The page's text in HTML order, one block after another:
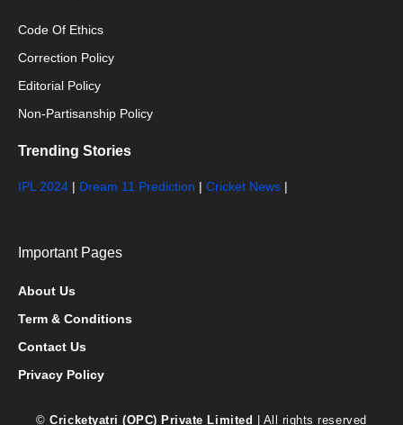
Code Of Ethics
Correction Policy
Editorial Policy
Non-Partisanship Policy
Trending Stories
IPL 2024 | Dream 11 Prediction | Cricket News |
Important Pages
About Us
Term & Conditions
Contact Us
Privacy Policy
©Cricketyatri (OPC) Private Limited | All rights reserved